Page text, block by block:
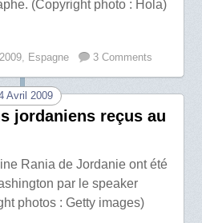
(Copyright photo : Hola)
, Espagne 3 Comments
Avril 2009
jordaniens reçus au
Rania de Jordanie ont été
par le speaker
photos : Getty images)